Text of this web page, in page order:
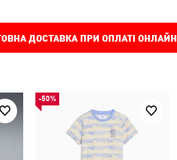
ДОСТАВКА ПРИ ОПЛАТІ ОНЛАЙН
-50%